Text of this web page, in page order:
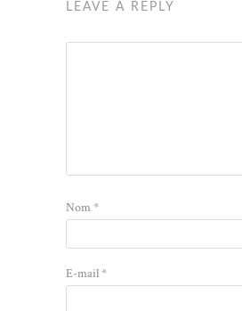
LEAVE A REPLY
Nom*
E-mail*